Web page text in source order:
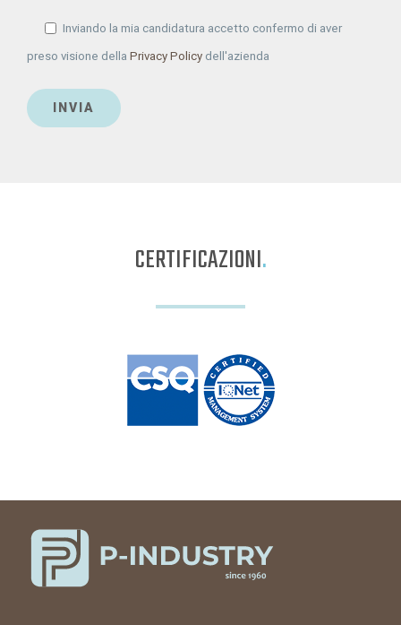
Inviando la mia candidatura accetto confermo di aver
preso visione della Privacy Policy dell'azienda
CERTIFICAZIONI.